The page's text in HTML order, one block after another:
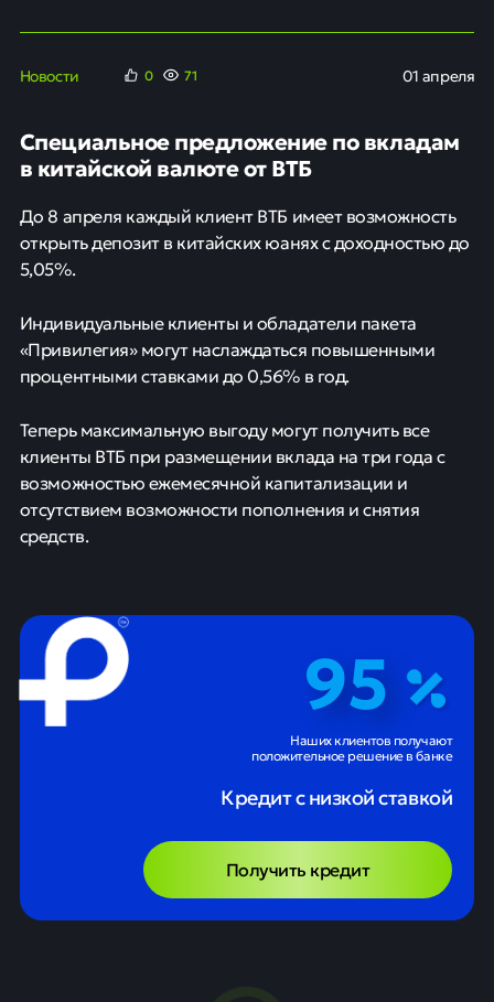
Новости 0 71 01 апреля
Специальное предложение по вкладам
в китайской валюте от ВТБ
До 8 апреля каждый клиент ВТБ имеет возможность
открыть депозит в китайских юанях с доходностью до
5,05%.
Индивидуальные клиенты и обладатели пакета
«Привилегия» могут наслаждаться повышенными
процентными ставками до 0,56% в год.
Теперь максимальную выгоду могут получить все
клиенты ВТБ при размещении вклада на три года с
возможностью ежемесячной капитализации и
отсутствием возможности пополнения и снятия
средств.
95
Наших клиентов получают
положительное решение в банке
Кредит с низкой ставкой
Получить кредит